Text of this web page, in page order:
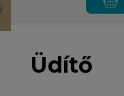
Üdítő